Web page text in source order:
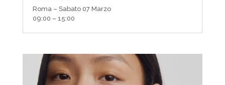
Roma – Sabato 07 Marzo
09:00 – 15:00